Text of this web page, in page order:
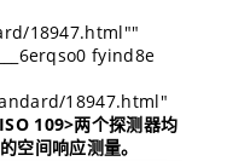
18947.html""
fyind8e
18947.html"
109>两个探测器均
空间响应测量。